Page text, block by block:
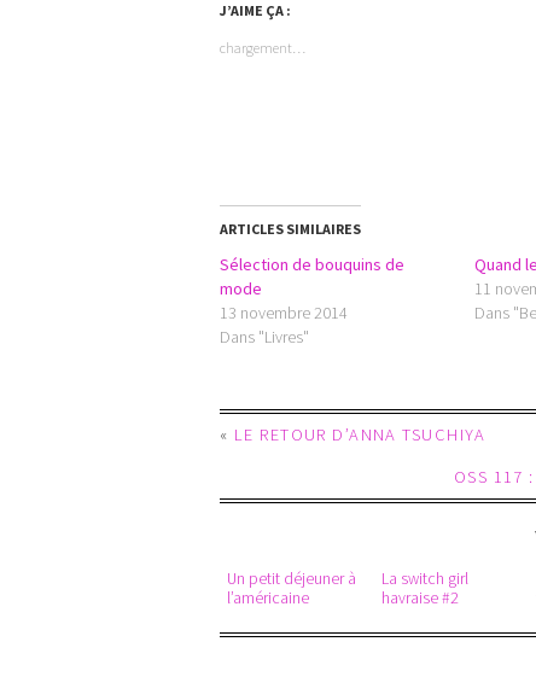
J’AIME ÇA :
chargement…
ARTICLES SIMILAIRES
Sélection de bouquins de
mode
13 novembre 2014
Dans "Livres"
Quand
11
Dans
« LE RETOUR D’ANNA TSUCHIYA
OSS 117
Un petit déjeuner à
l’américaine
La switch girl
havraise #2